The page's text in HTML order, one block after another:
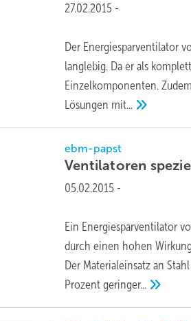
27.02.2015 -
Der Energiesparventilator
langlebig. Da er als
Einzelkomponenten.
Lösungen mit...
ebm-papst
Ventilatoren
05.02.2015 -
Ein Energiesparventilator
durch einen hohen
Der Materialeinsatz an
Prozentgeringer...